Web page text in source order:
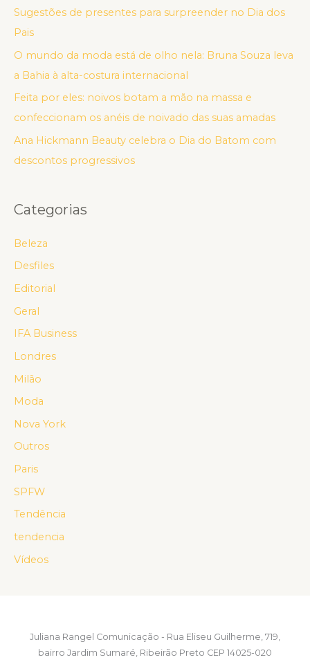
Sugestões de presentes para surpreender no Dia dos
Pais
O mundo da moda está de olho nela: Bruna Souza leva
a Bahia à alta-costura internacional
Feita por eles: noivos botam a mão na massa e
confeccionam os anéis de noivado das suas amadas
Ana Hickmann Beauty celebra o Dia do Batom com
descontos progressivos
Categorias
Beleza
Desfiles
Editorial
Geral
IFA Business
Londres
Milão
Moda
Nova York
Outros
Paris
SPFW
Tendência
tendencia
Vídeos
Juliana Rangel Comunicação - Rua Eliseu Guilherme, 719,
bairro Jardim Sumaré, Ribeirão Preto CEP 14025-020